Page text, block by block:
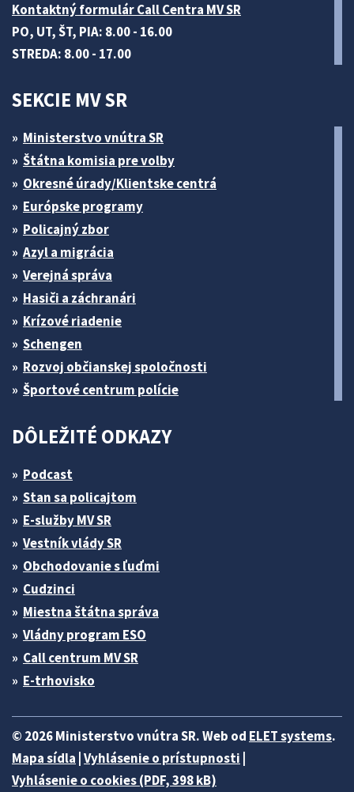
Kontaktný formulár Call Centra MV SR
PO, UT, ŠT, PIA: 8.00 - 16.00
STREDA: 8.00 - 17.00
SEKCIE MV SR
Ministerstvo vnútra SR
Štátna komisia pre volby
Okresné úrady/Klientske centrá
Európske programy
Policajný zbor
Azyl a migrácia
Verejná správa
Hasiči a záchranári
Krízové riadenie
Schengen
Rozvoj občianskej spoločnosti
Športové centrum polície
DÔLEŽITÉ ODKAZY
Podcast
Stan sa policajtom
E-služby MV SR
Vestník vlády SR
Obchodovanie s ľuďmi
Cudzinci
Miestna štátna správa
Vládny program ESO
Call centrum MV SR
E-trhovisko
© 2026 Ministerstvo vnútra SR. Web od ELET systems.
Mapa sídla Vyhlásenie o prístupnosti
Vyhlásenie o cookies (PDF, 398 kB)